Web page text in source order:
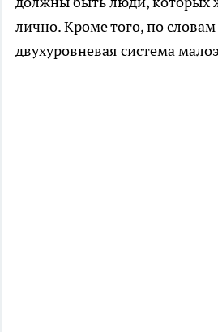
лично. Кроме того, по
двухуровневая система